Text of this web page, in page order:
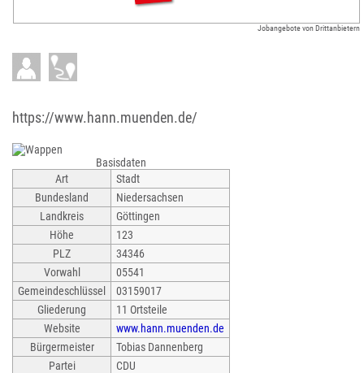
Jobangebote von Drittanbietern
https://www.hann.muenden.de/
Basisdaten
Art
Stadt
Bundesland
Niedersachsen
Landkreis
Göttingen
Höhe
123
PLZ
34346
Vorwahl
05541
Gemeindeschlüssel
03159017
Gliederung
11 Ortsteile
Website
www.hann.muenden.de
Bürgermeister
Tobias Dannenberg
Partei
CDU